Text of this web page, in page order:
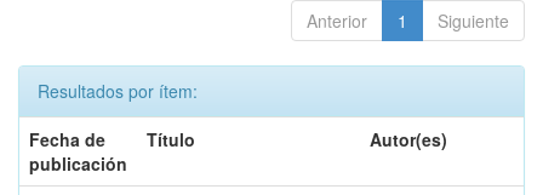
Anterior 1 Siguiente
Resultados por ítem:
Fecha de
publicación
Título Autor(es)